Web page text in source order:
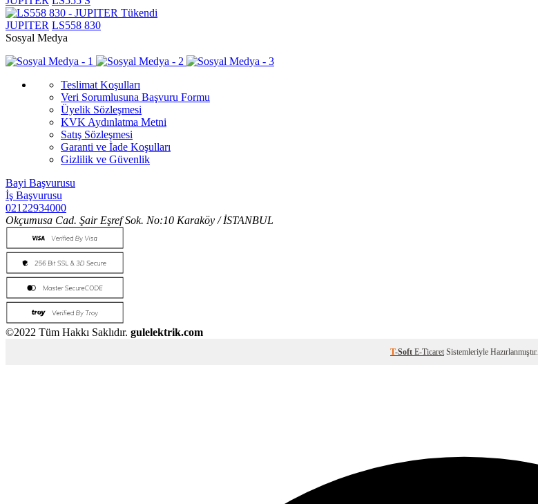
Tükendi
JUPITER LS558 830
Sosyal Medya
Teslimat Koşulları
Veri Sorumlusuna Başvuru Formu
Üyelik Sözleşmesi
KVK Aydınlatma Metni
Satış Sözleşmesi
Garanti ve İade Koşulları
Gizlilik ve Güvenlik
Bayi Başvurusu
İş Başvurusu
02122934000
Okçumusa Cad. Şair Eşref Sok. No:10 Karaköy / İSTANBUL
©2022 Tüm Hakkı Saklıdır. gulelektrik.com
T-Soft E-Ticaret Sistemleriyle Hazırlanmıştır.